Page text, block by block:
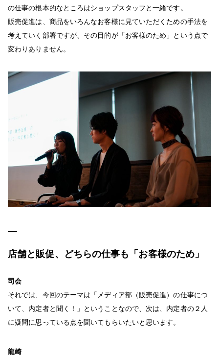
の仕事の根本的なところはショップスタッフと一緒です。
販売促進は、商品をいろんなお客様に見ていただくための手法を
考えていく部署ですが、その目的が「お客様のため」という点で
変わりありません。
店舗と販促、どちらの仕事も「お客様のため」
司会
それでは、今回のテーマは「メディア部（販売促進）の仕事につ
いて、内定者と聞く！」ということなので、次は、内定者の２人
に疑問に思っている点を聞いてもらいたいと思います。
龍崎